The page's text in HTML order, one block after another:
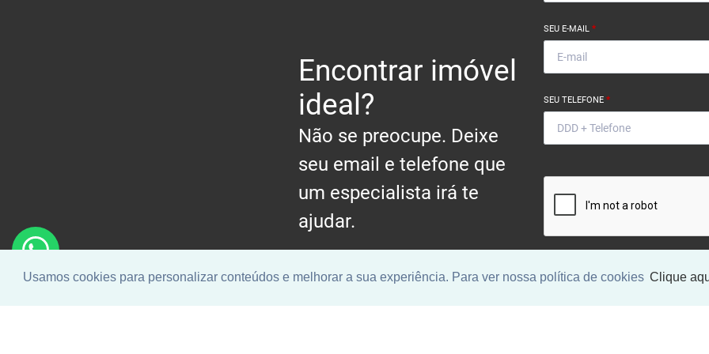
Usamos cookies para personalizar conteúdos e melhorar a sua experiência. Para ver nossa política de cookies Clique
Encontrar imóvel
ideal?
Não se preocupe. Deixe
seu email e telefone que
um especialista irá te
ajudar.
SEU E-MAIL *
SEU TELEFONE *
Ao informar meus dados, eu